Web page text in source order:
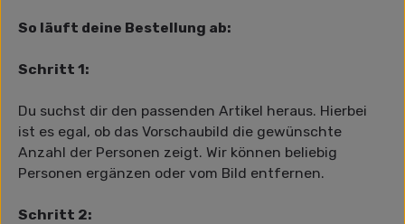
So läuft deine Bestellung ab:
Schritt 1:
Du suchst dir den passenden Artikel heraus. Hierbei
ist es egal, ob das Vorschaubild die gewünschte
Anzahl der Personen zeigt. Wir können beliebig
Personen ergänzen oder vom Bild entfernen.
Schritt 2: